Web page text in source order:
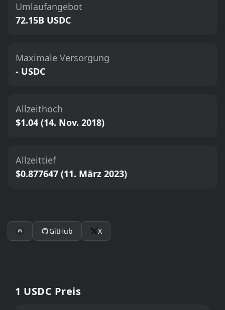
Umlaufangebot
72.15B USDC
Maximale Versorgung
- USDC
Allzeithoch
$1.04 (14. Nov. 2018)
Allzeittief
$0.877647 (11. März 2023)
GitHub X
1 USDC Preis